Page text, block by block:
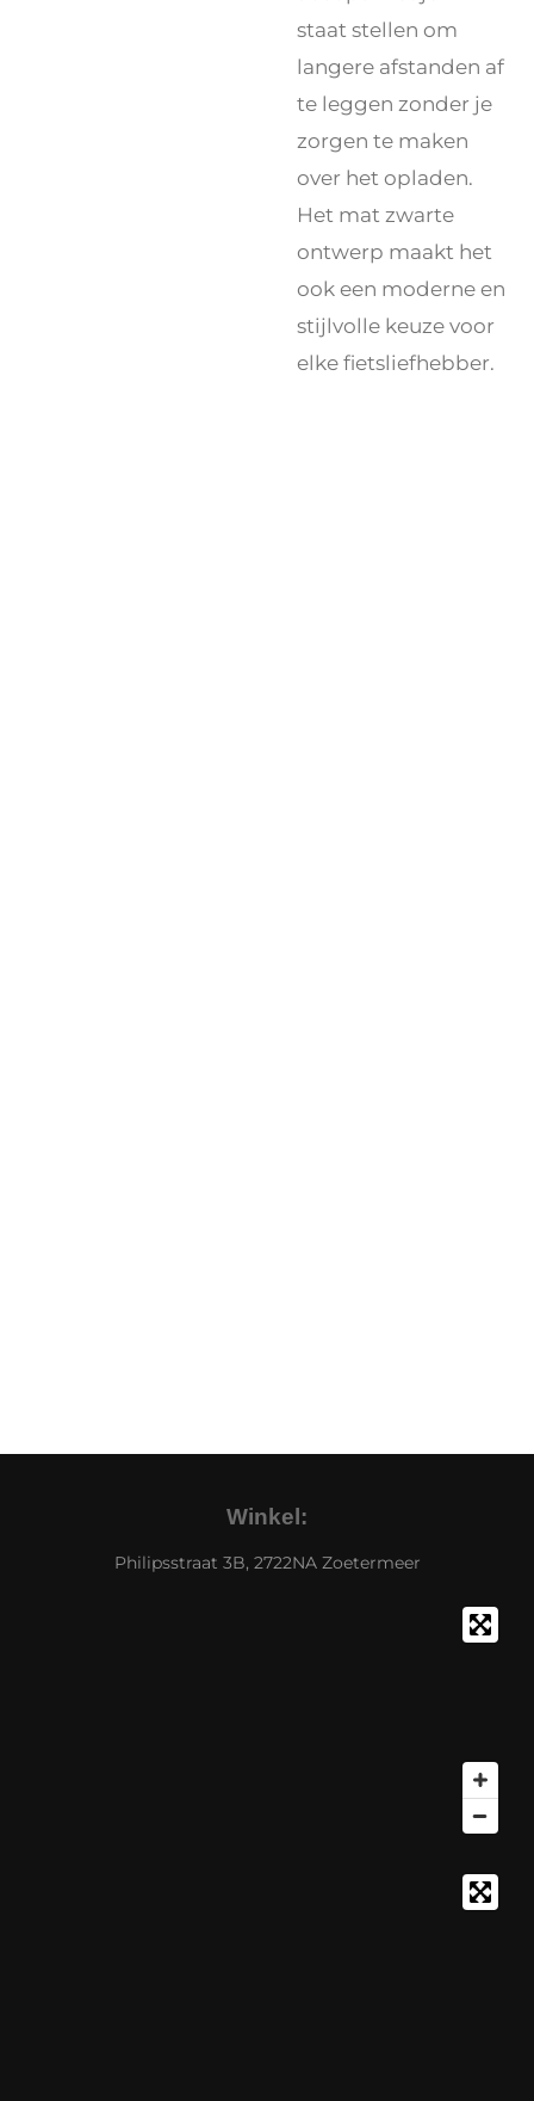
staat stellen om
langere afstanden af
te leggen zonder je
zorgen te maken
over het opladen.
Het mat zwarte
ontwerp maakt het
ook een moderne en
stijlvolle keuze voor
elke fietsliefhebber.
Winkel:
Philipsstraat 3B, 2722NA Zoetermeer